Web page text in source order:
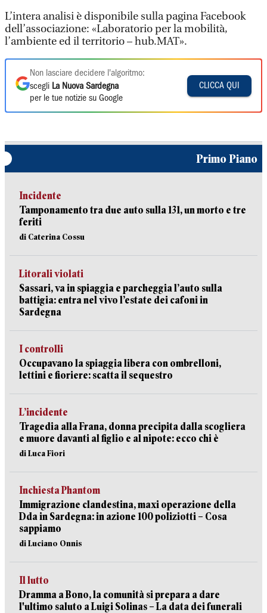
L’intera analisi è disponibile sulla pagina Facebook
dell’associazione: «Laboratorio per la mobilità,
l’ambiente ed il territorio – hub.MAT».
Non lasciare decidere l'algoritmo:
scegli La Nuova Sardegna
per le tue notizie su Google
CLICCA QUI
Primo Piano
Incidente
Tamponamento tra due auto sulla 131, un morto e tre
feriti
di Caterina Cossu
Litorali violati
Sassari, va in spiaggia e parcheggia l’auto sulla
battigia: entra nel vivo l’estate dei cafoni in
Sardegna
I controlli
Occupavano la spiaggia libera con ombrelloni,
lettini e fioriere: scatta il sequestro
L’incidente
Tragedia alla Frana, donna precipita dalla scogliera
e muore davanti al figlio e al nipote: ecco chi è
di Luca Fiori
Inchiesta Phantom
Immigrazione clandestina, maxi operazione della
Dda in Sardegna: in azione 100 poliziotti – Cosa
sappiamo
di Luciano Onnis
Il lutto
Dramma a Bono, la comunità si prepara a dare
l'ultimo saluto a Luigi Solinas – La data dei funerali